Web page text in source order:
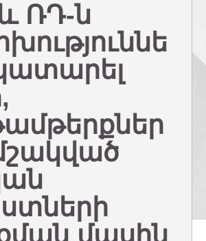
ՌԴ-ն
մասին